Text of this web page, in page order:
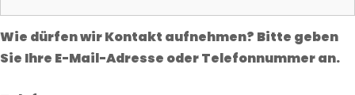
Wie dürfen wir Kontakt aufnehmen? Bitte geben
Sie Ihre E-Mail-Adresse oder Telefonnummer an.